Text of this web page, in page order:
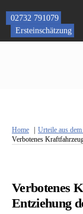
content
02732 791079
Ersteinschätzung
Home
Urteile aus
Verbotenes
Verbotenes
Entziehung